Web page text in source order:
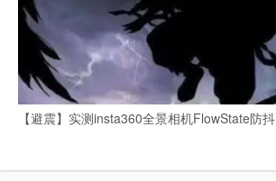
【避震】实测insta360全景相机FlowState防抖